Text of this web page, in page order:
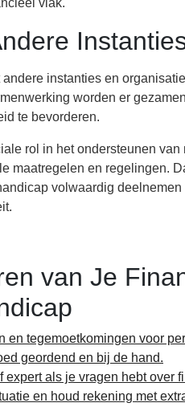
vlak.
instanties en
worden er
te bevorderen.
rol in het ondersteunen van
maatregelen en regelingen.
volwaardig
van Je
en tegemoetkomingen voor
geordend en bij de hand.
als je vragen hebt over
en houd rekening met